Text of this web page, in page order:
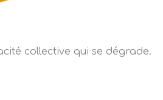
collective qui se dégrade.